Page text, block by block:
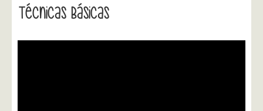
Técnicas Básicas